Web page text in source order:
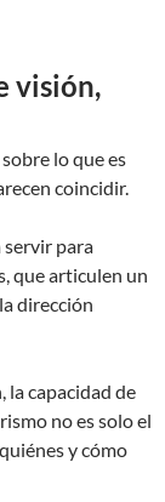
visión,
lo que es
coincidir.
servir para
que articulen un
dirección
la capacidad de
no es solo el
y cómo